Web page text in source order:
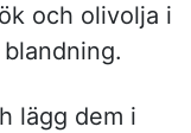
och olivolja i
lägg dem i